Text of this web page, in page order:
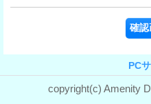
PC
copyright(c) Amenity